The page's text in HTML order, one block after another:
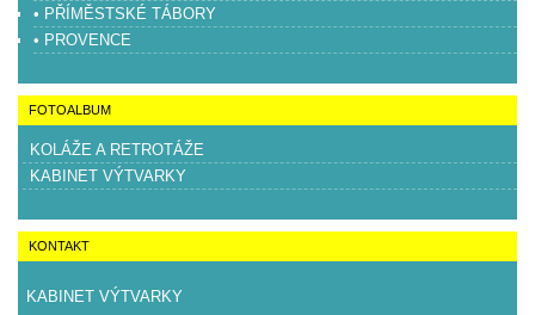
• PŘÍMĚSTSKÉ TÁBORY
• PROVENCE
FOTOALBUM
KOLÁŽE A RETROTÁŽE
KABINET VÝTVARKY
KONTAKT
KABINET VÝTVARKY